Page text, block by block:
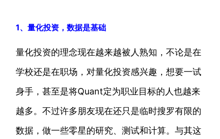
1、量化投资，数据是基础
量化投资的理念现在越来越被人熟知，不论是在
学校还是在职场，对量化投资感兴趣，想要一试
身手，甚至是将Quant定为职业目标的人也越来
越多。不过许多朋友现在还只是临时搜罗有限的
数据，做一些零星的研究、测试和计算。与其这